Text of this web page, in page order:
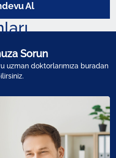
Al
Sorun
uzman doktorlarımıza buradan